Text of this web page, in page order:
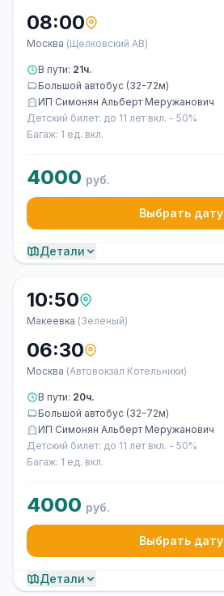
08:00
Москва (Щелковский АВ)
В пути: 21ч.
Большой автобус (32-72м)
ИП Симонян Альберт Меружанович
Детский билет: до 11 лет вкл. - 50%
Багаж: 1 ед. вкл.
4000 руб.
Выбрать дату
Детали
10:50
Макеевка (Зеленый)
06:30
Москва (Автовокзал Котельники)
В пути: 20ч.
Большой автобус (32-72м)
ИП Симонян Альберт Меружанович
Детский билет: до 11 лет вкл. - 50%
Багаж: 1 ед. вкл.
4000 руб.
Выбрать дату
Детали